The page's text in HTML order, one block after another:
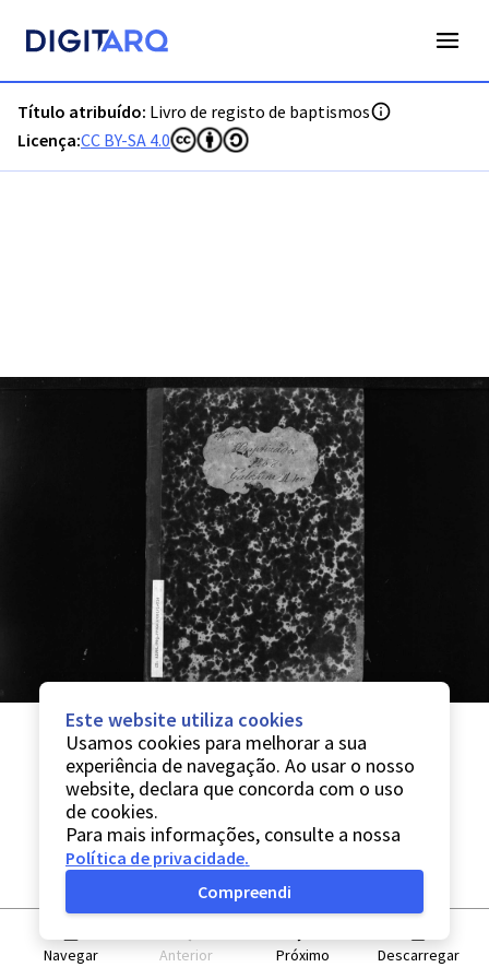
Título atribuído: Livro de registo de baptismos
Licença:CC BY-SA 4.0
Navegar Anterior Próximo Descarregar
Este website utiliza cookies
Usamos cookies para melhorar a sua
experiência de navegação. Ao usar o nosso
website, declara que concorda com o uso
de cookies.
Para mais informações, consulte a nossa
Política de privacidade.
Compreendi